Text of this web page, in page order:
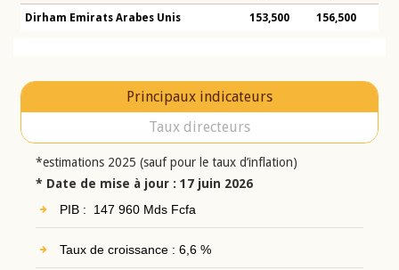
Dirham Emirats Arabes Unis 153,500 156,500
Principaux indicateurs
Taux directeurs
*estimations 2025 (sauf pour le taux d’inflation)
* Date de mise à jour : 17 juin 2026
PIB : 147 960 Mds Fcfa
Taux de croissance : 6,6 %